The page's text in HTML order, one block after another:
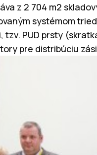
z 2 704 m2
systémom
PUD prsty
pre distribúciu